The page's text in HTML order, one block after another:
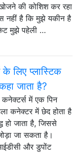
की कोशिश कर रहा
नहीं है कि मुझे यकीन है
मुझे पहेली …
लिए प्लास्टिक
जाता है?
में एक पिन
कनेक्टर में छेद होता है
हो जाता है, जिससे
जा सकता है।
और डुपोंट